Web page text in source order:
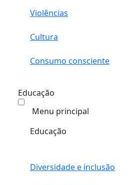
Violências
Cultura
Consumo consciente
Educação
Menu principal
Educação
Diversidade e inclusão